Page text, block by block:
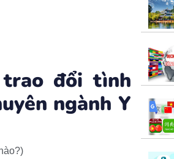
đổi tình
ngành Y